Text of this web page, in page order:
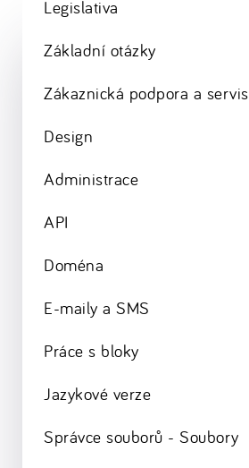
Legislativa
Základní otázky
Zákaznická podpora a servis
Design
Administrace
API
Doména
E-maily a SMS
Práce s bloky
Jazykové verze
Správce souborů - Soubory